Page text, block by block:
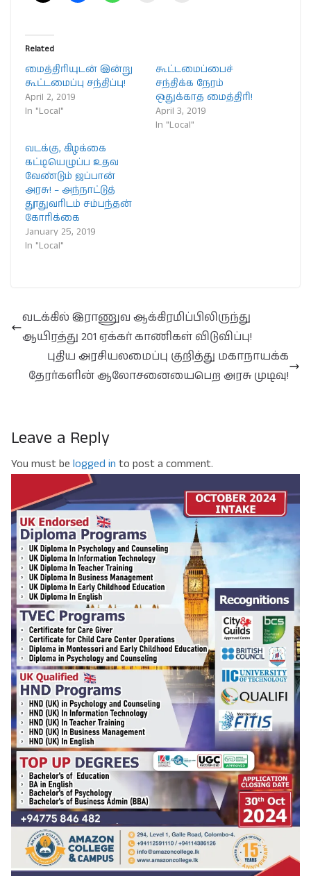
Related
மைத்திரியுடன் இன்று
கூட்டமைப்பு சந்திப்பு!
April 2, 2019
In "Local"
கூட்டமைப்பைச்
சந்திக்க நேரம்
ஒதுக்காத மைத்திரி!
April 3, 2019
In "Local"
வடக்கு, கிழக்கை
கட்டியெழுப்ப உதவ
வேண்டும் ஜப்பான்
அரசு! – அந்நாட்டுத்
தூதுவரிடம் சம்பந்தன்
கோரிக்கை
January 25, 2019
In "Local"
வடக்கில் இராணுவ ஆக்கிரமிப்பிலிருந்து
ஆயிரத்து 201 ஏக்கர் காணிகள் விடுவிப்பு!
புதிய அரசியலமைப்பு குறித்து மகாநாயக்க
தேரர்களின் ஆலோசனையைபெற அரசு முடிவு!
Leave a Reply
You must be logged in to post a comment.